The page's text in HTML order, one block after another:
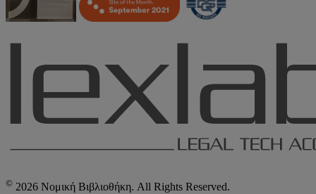
© 2026 Νομική Βιβλιοθήκη. All Rights Reserved.